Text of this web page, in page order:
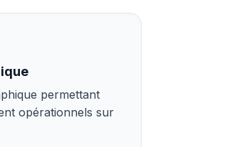
permettant
opérationnels sur